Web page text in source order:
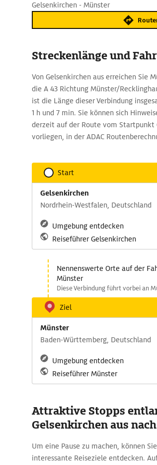
Gelsenkirchen - Münster
Streckenlänge und
Von Gelsenkirchen aus erreichen Sie
die A 43 Richtung Münster/
ist die Länge dieser Verbindung
1 h und 7 min. Sie können sich
derzeit auf der Route vom Startpunkt
vorliegen, in der ADAC
Start
Gelsenkirchen
Nordrhein-Westfalen, Deutschland
Umgebung entdecken
Reiseführer Gelsenkirchen
Nennenswerte Orte auf der
Münster
Diese Verbindung führt vorbei an
Ziel
Münster
Baden-Württemberg, Deutschland
Umgebung entdecken
Reiseführer Münster
Attraktive Stopps
Gelsenkirchen aus
Um eine Pause zu machen, können
interessante Reiseziele entdecken.